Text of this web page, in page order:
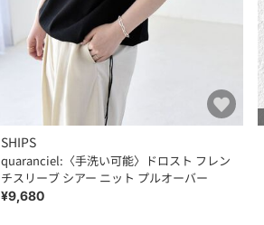
SHIPS
quaranciel:〈手洗い可能〉ドロスト フレン
チスリーブ シアー ニット プルオーバー
¥9,680